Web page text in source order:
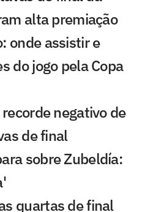
alta premiação
onde assistir e
do jogo pela Copa
negativo de
de final
sobre Zubeldía:
quartas de final